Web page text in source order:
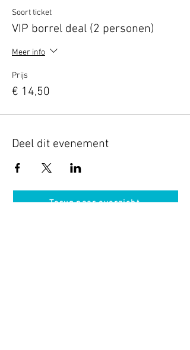
Soort ticket
VIP borrel deal (2 personen)
Meer info
Prijs
€ 14,50
Deel dit evenement
Terug naar overzicht